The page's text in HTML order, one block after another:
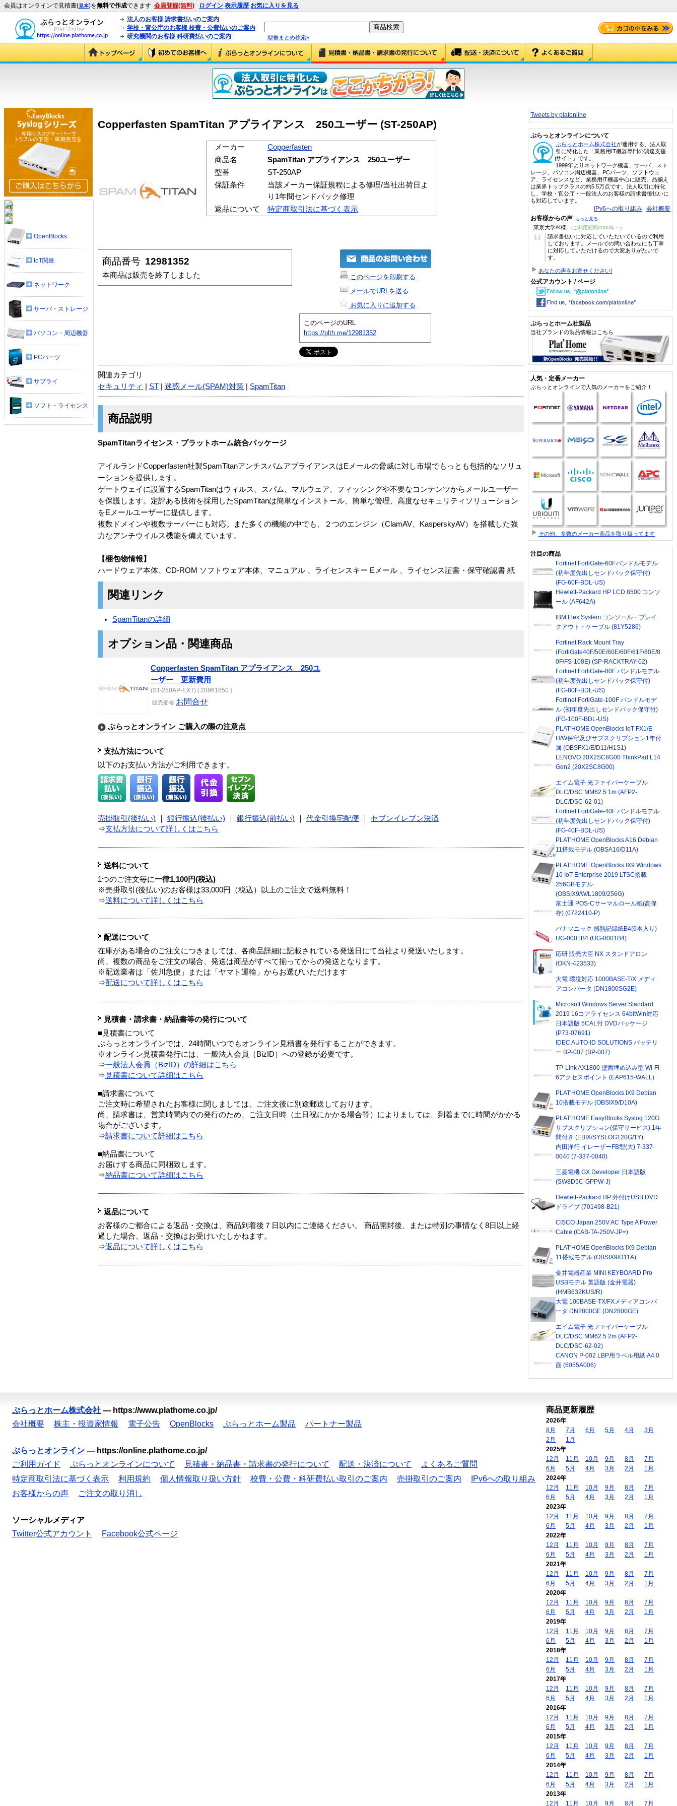
会員はオンラインで見積書(見本)を無料で作成できます 会員登録(無料) ログイン 表示履歴 お気に入りを見る
法人のお客様 請求書払いのご案内
学校・官公庁のお客様 校費・公費払いのご案内
研究機関のお客様 科研費払いのご案内
型番まとめ検索»
Copperfasten SpamTitan アプライアンス 250ユーザー (ST-250AP)
メーカー
Copperfasten
商品名
SpamTitan アプライアンス 250ユーザー
型番
ST-250AP
保証条件
当該メーカー保証規程による修理/当社出荷日よ
り1年間センドバック修理
返品について
特定商取引法に基づく表示
商品番号 12981352
本商品は販売を終了しました
このページを印刷する
メールでURLを送る
お気に入りに追加する
このページのURL
https://plth.me/12981352
関連カテゴリ
セキュリティ
ST 迷惑メール(SPAM)対策 SpamTitan
商品説明
SpamTitanライセンス・プラットホーム統合パッケージ
アイルランドCopperfasten社製SpamTitanアンチスパムアプライアンスはEメールの脅威に対し市場でもっとも包括的なソリュ
ーションを提供します。
ゲートウェイに設置するSpamTitanはウィルス、スパム、マルウェア、フィッシングや不要なコンテンツからメールユーザー
を保護します。定評ある技術を採用したSpamTitanは簡単なインストール、簡単な管理、高度なセキュリティソリューション
をEメールユーザーに提供します。
複数ドメインや複数サーバーにも対応。また多くの機能の中でも、２つのエンジン（ClamAV、KasperskyAV）を搭載した強
力なアンチウイルス機能を備えています。
【梱包物情報】
ハードウェア本体、CD-ROM ソフトウェア本体、マニュアル 、ライセンスキー Eメール 、ライセンス証書・保守確認書 紙
関連リンク
SpamTitanの詳細
オプション品・関連商品
Copperfasten SpamTitan アプライアンス 250ユ
ーザー 更新費用
(ST-250AP-EXT) [ 20961850 ]
販売価格 お問合せ
ぷらっとオンライン ご購入の際の注意点
支払方法について
以下のお支払い方法がご利用できます。
売掛取引(後払い) 銀行振込(後払い) 銀行振込(前払い) 代金引換宅配便
セブンイレブン決済
⇒支払方法について詳しくはこちら
送料について
1つのご注文毎に一律1,100円(税込)
※売掛取引(後払い)のお客様は33,000円（税込）以上のご注文で送料無料！
⇒送料について詳しくはこちら
配送について
在庫がある場合のご注文につきましては、各商品詳細に記載されている発送日にて当社より発送いたします。
尚、複数の商品をご注文の場合、発送は商品がすべて揃ってからの発送となります。
※配送業者は「佐川急便」または「ヤマト運輸」からお選びいただけます
⇒配送について詳しくはこちら
見積書・請求書・納品書等の発行について
■見積書について
ぷらっとオンラインでは、24時間いつでもオンライン見積書を発行することができます。
※オンライン見積書発行には、一般法人会員（BizID）への登録が必要です。
⇒一般法人会員（BizID）の詳細はこちら
⇒ 見積書について詳細はこちら
■請求書について
ご注文時に希望されたお客様に関しましては、ご注文後に別途郵送しております。
尚、請求書は、営業時間内での発行のため、ご注文日時（土日祝にかかる場合等）によりましては、到着までに時間がかかる
場合がございます。
⇒請求書について詳細はこちら
■納品書について
お届けする商品に同梱致します。
⇒納品書について詳細はこちら
返品について
お客様のご都合による返品・交換は、商品到着後７日以内にご連絡ください。 商品開封後、または特別の事情なく8日以上経
過した場合、返品・交換はお受けいたしかねます。
⇒返品について詳しくはこちら
OpenBlocks
IoT関連
ネットワーク
サーバ・ストレージ
パソコン・周辺機器
PCパーツ
サプライ
ソフト・ライセンス
Tweets by platonline
ぷらっとオンラインについて
ぷらっとホーム株式会社が運用する、法人取
引に特化した「業務用IT機器専門の調達支援
サイト」です。
1999年よりネットワーク機器、サーバ、スト
レージ、パソコン周辺機器、PCパーツ、ソフトウェ
ア、ライセンスなど、業務用IT機器中心に販売。品揃え
は業界トップクラスの約5.5万点です。法人取引に特化
し、学校・官公庁・一般法人のお客様の請求書後払いに
も対応しています。
IPv6への取り組み 会社概要
お客様からの声 もっと見る
東京大学/K様 (ご利用期間2009年～)
“
請求書払いに対応していただいているので利用
しております。メールでの問い合わせにも丁寧
に対応していただけるので大変ありがたいで
す。
あなたの声をお寄せください!
公式アカウント / ページ
ぷらっとホーム社製品
当社ブランドの製品情報はこちら
人気・定番メーカー
ぷらっとオンラインで人気のメーカーをご紹介！
その他、多数のメーカー商品を取り扱ってます
注目の商品
Fortinet FortiGate-60Fバンドルモデル
(初年度先出しセンドバック保守付)
(FG-60F-BDL-US)
Hewlett-Packard HP LCD 8500 コンソ
ール (AF642A)
IBM Flex System コンソール・ブレイ
クアウト・ケーブル (81Y5286)
Fortinet Rack Mount Tray
(FortiGate40F/50E/60E/60F/61F/80E/8
0F/FS-108E) (SP-RACKTRAY-02)
Fortinet FortiGate-80F バンドルモデル
(初年度先出しセンドバック保守付)
(FG-80F-BDL-US)
Fortinet FortiGate-100F バンドルモデ
ル (初年度先出しセンドバック保守付)
(FG-100F-BDL-US)
PLAT'HOME OpenBlocks IoT FX1/E
H/W保守及びサブスクリプション1年付
属 (OBSFX1/E/D11/H1S1)
LENOVO 20X2SC8G00 ThinkPad L14
Gen2 (20X2SC8G00)
エイム電子 光ファイバーケーブル
DLC/DSC MM62.5 1m (AFP2-
DLC/DSC-62-01)
Fortinet FortiGate-40F バンドルモデル
(初年度先出しセンドバック保守付)
(FG-40F-BDL-US)
PLAT'HOME OpenBlocks A16 Debian
11搭載モデル (OBSA16/D11A)
PLAT'HOME OpenBlocks IX9 Windows
10 IoT Enterprise 2019 LTSC搭載
256GBモデル
(OBSIX9/W/L1809/256G)
富士通 POS-Cサーマルロール紙(高保
存) (0722410-P)
パナソニック 感熱記録紙B4(6本入り)
UG-0001B4 (UG-0001B4)
応研 販売大臣 NX スタンドアロン
(OKN-423533)
大電 環境対応 1000BASE-T/X メディ
アコンバータ (DN1800SG2E)
Microsoft Windows Server Standard
2019 16コアライセンス 64bitWin対応
日本語版 5CAL付 DVDパッケージ
(P73-07691)
IDEC AUTO-ID SOLUTIONS バッテリ
ー BP-007 (BP-007)
TP-Link AX1800 壁面埋め込み型 Wi-Fi
6アクセスポイント (EAP615-WALL)
PLAT'HOME OpenBlocks IX9 Debian
10搭載モデル (OBSIX9/D10A)
PLAT'HOME EasyBlocks Syslog 120G
サブスクリプション(保守サービス) 1年
間付き (EBIX/SYSLOG120G/1Y)
内田洋行 イレーザーFB型(大) 7-337-
0040 (7-337-0040)
三菱電機 GX Developer 日本語版
(SW8D5C-GPPW-J)
Hewlett-Packard HP 外付けUSB DVD
ドライブ (701498-B21)
CISCO Japan 250V AC Type A Power
Cable (CAB-TA-250V-JP=)
PLAT'HOME OpenBlocks IX9 Debian
11搭載モデル (OBSIX9/D11A)
金井電器産業 MINI KEYBOARD Pro
USBモデル 英語版 (金井電器)
(HMB632KUS/R)
大電 100BASE-TX/FXメディアコンバ
ータ DN2800GE (DN2800GE)
エイム電子 光ファイバーケーブル
DLC/DSC MM62.5 2m (AFP2-
DLC/DSC-62-02)
CANON P-002 LBP用ラベル用紙 A4 0
面 (6055A006)
ぷらっとホーム株式会社 — https://www.plathome.co.jp/
会社概要
株主・投資家情報 電子公告 OpenBlocks ぷらっとホーム製品 パートナー製品
ぷらっとオンライン — https://online.plathome.co.jp/
ご利用ガイド
ぷらっとオンラインについて 見積書・納品書・請求書の発行について 配送・決済について
よくあるご質問
特定商取引法に基づく表示
利用規約 個人情報取り扱い方針 校費・公費・科研費払い取引のご案内 売掛取引のご案内
IPv6への取り組み
お客様からの声
ご注文の取り消し
ソーシャルメディア
Twitter公式アカウント
Facebook公式ページ
商品更新履歴
2026年
8月
7月 6月 5月 4月
3月
2月
1月
2025年
12月
11月 10月 9月 8月
7月
6月
5月 4月 3月 2月
1月
2024年
12月
11月 10月 9月 8月
7月
6月
5月 4月 3月 2月
1月
2023年
12月
11月 10月 9月 8月
7月
6月
5月 4月 3月 2月
1月
2022年
12月
11月 10月 9月 8月
7月
6月
5月 4月 3月 2月
1月
2021年
12月
11月 10月 9月 8月
7月
6月
5月 4月 3月 2月
1月
2020年
12月
11月 10月 9月 8月
7月
6月
5月 4月 3月 2月
1月
2019年
12月
11月 10月 9月 8月
7月
6月
5月 4月 3月 2月
1月
2018年
12月
11月 10月 9月 8月
7月
6月
5月 4月 3月 2月
1月
2017年
12月
11月 10月 9月 8月
7月
6月
5月 4月 3月 2月
1月
2016年
12月
11月 10月 9月 8月
7月
6月
5月 4月 3月 2月
1月
2015年
12月
11月 10月 9月 8月
7月
6月
5月 4月 3月 2月
1月
2014年
12月
11月 10月 9月 8月
7月
6月
5月 4月 3月 2月
1月
2013年
12月
11月 10月 9月 8月 7月